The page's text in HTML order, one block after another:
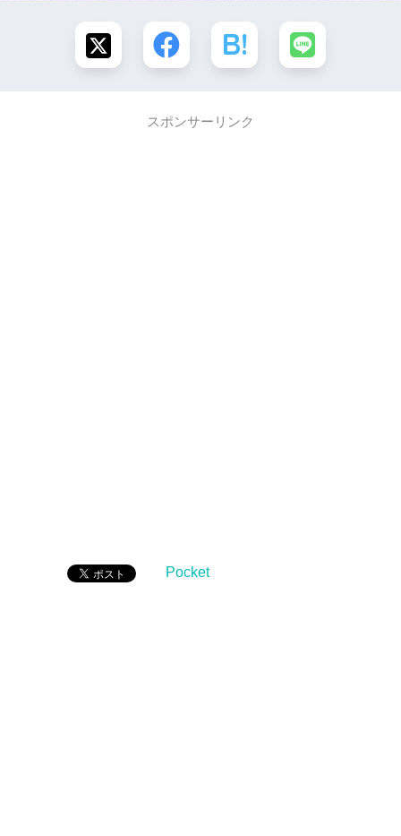
スポンサーリンク
Pocket